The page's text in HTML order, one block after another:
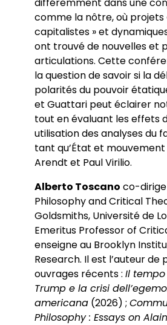
comme la nôtre, où projets
capitalistes » et
ont trouvé de nouvelles et
articulations. Cette
la question de savoir si la
polarités du pouvoir
et Guattari peut éclairer
tout en évaluant les effets
utilisation des analyses du
tant qu’État et
Arendt et Paul Virilio.
Alberto Toscano co-
Philosophy and Critical
Goldsmiths, Université de
Emeritus Professor of
enseigne au Brooklyn
Research. Il est l’auteur de
ouvrages récents : Il
Trump e la crisi
americana(2026) ;
Philosophy : Essays on